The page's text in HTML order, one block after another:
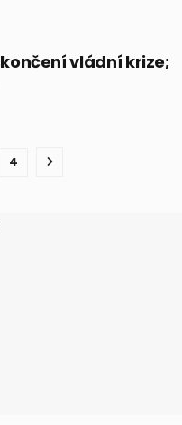
vládní krize;
4